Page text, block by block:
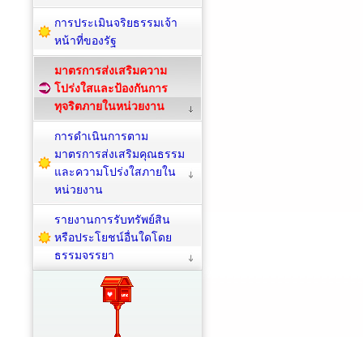
การประเมินจริยธรรมเจ้า
หน้าที่ของรัฐ
มาตรการส่งเสริมความ
โปร่งใสและป้องกันการ
ทุจริตภายในหน่วยงาน
การดำเนินการตาม
มาตรการส่งเสริมคุณธรรม
และความโปร่งใสภายใน
หน่วยงาน
รายงานการรับทรัพย์สิน
หรือประโยชน์อื่นใดโดย
ธรรมจรรยา